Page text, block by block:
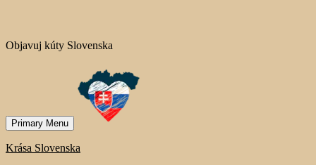
Objavuj kúty Slovenska
Primary Menu
Krása Slovenska